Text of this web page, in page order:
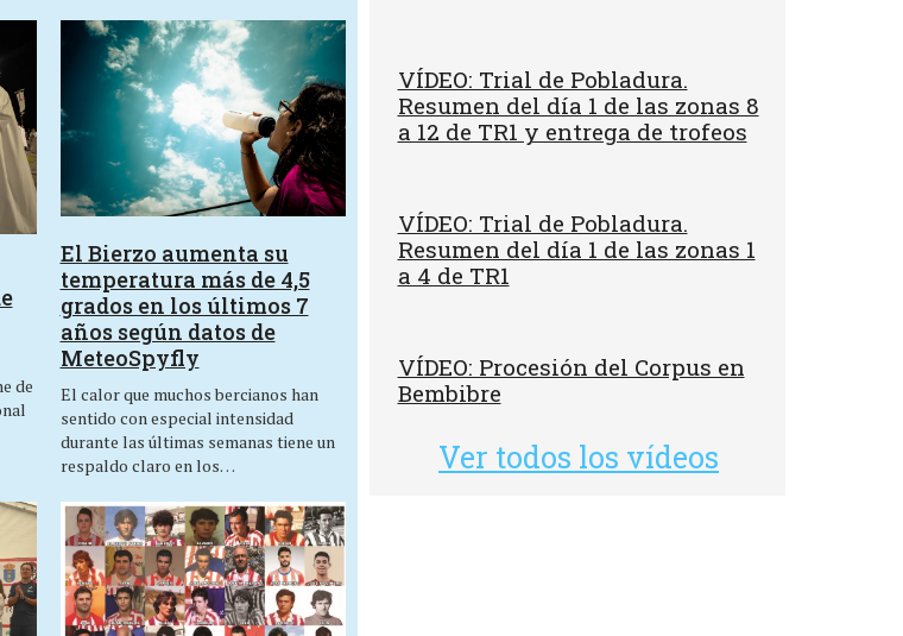
de
El Bierzo aumenta su
temperatura más de 4,5
grados en los últimos 7
años según datos de
MeteoSpyfly
El calor que muchos bercianos han
sentido con especial intensidad
durante las últimas semanas tiene un
respaldo claro en los…
VÍDEO: Trial de Pobladura.
Resumen del día 1 de las zonas 8
a 12 de TR1 y entrega de trofeos
VÍDEO: Trial de Pobladura.
Resumen del día 1 de las zonas 1
a 4 de TR1
VÍDEO: Procesión del Corpus en
Bembibre
Ver todos los vídeos